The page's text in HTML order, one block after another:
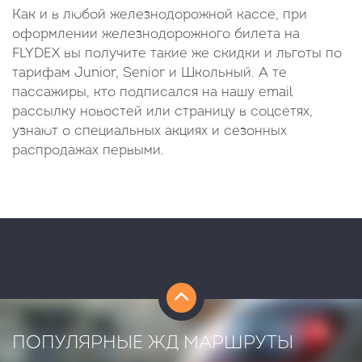
Как и в любой железнодорожной кассе, при
оформлении железнодорожного билета на
FLYDEX вы получите такие же скидки и льготы по
тарифам Junior, Senior и Школьный. А те
пассажиры, кто подписался на нашу email
рассылку новостей или страницу в соцсетях,
узнают о специальных акциях и сезонных
распродажах первыми.
ПОПУЛЯРНЫЕ ЖД МАРШРУТЫ